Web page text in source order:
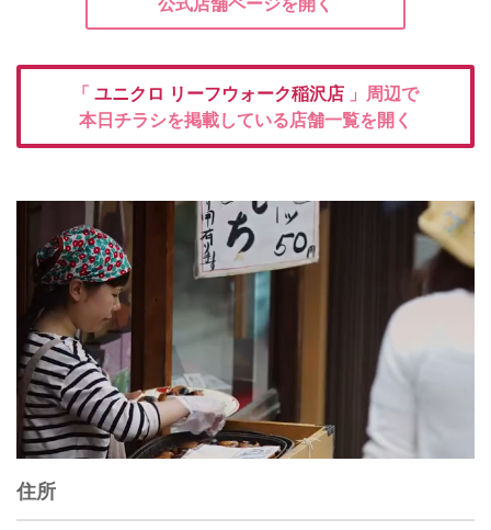
「 ユニクロ リーフウォーク稲沢店 」周辺で
本日チラシを掲載している店舗一覧を開く
住所